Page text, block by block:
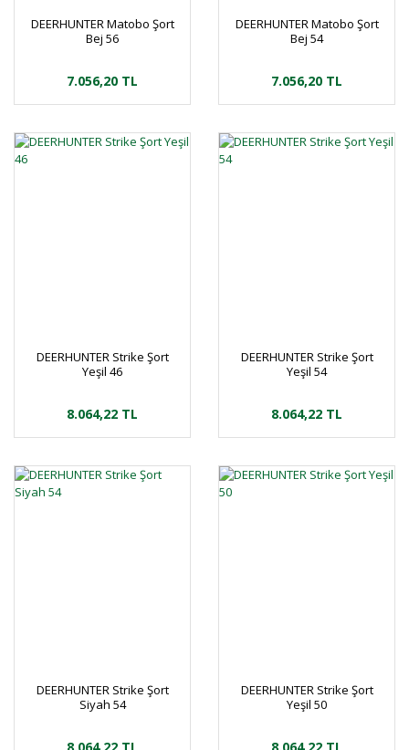
DEERHUNTER Matobo Şort
Bej 56
7.056,20 TL
DEERHUNTER Matobo Şort
Bej 54
7.056,20 TL
DEERHUNTER Strike Şort
Yeşil 46
8.064,22 TL
DEERHUNTER Strike Şort
Yeşil 54
8.064,22 TL
DEERHUNTER Strike Şort
Siyah 54
DEERHUNTER Strike Şort
Yeşil 50